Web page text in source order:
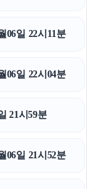
파양
06일 22시11분
06일 22시04분
21시59분
06일 21시52분